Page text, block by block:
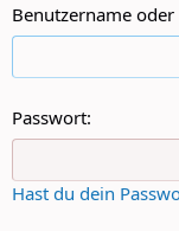
Benutzername oder
Passwort
Hast du dein